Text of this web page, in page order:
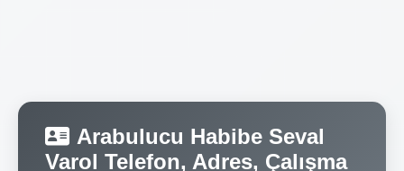
Arabulucu Habibe Seval
Varol Telefon, Adres, Çalışma